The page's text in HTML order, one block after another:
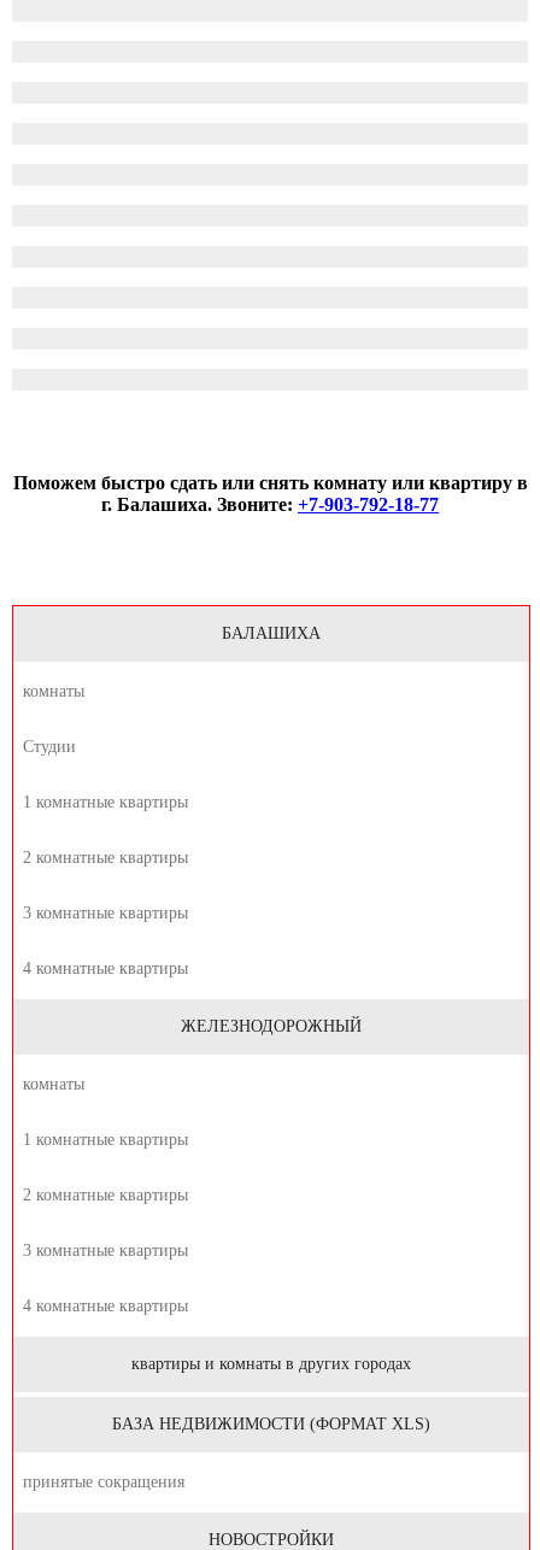
Поможем быстро сдать или снять комнату или квартиру в
г. Балашиха. Звоните: +7-903-792-18-77
БАЛАШИХА
комнаты
Студии
1 комнатные квартиры
2 комнатные квартиры
3 комнатные квартиры
4 комнатные квартиры
ЖЕЛЕЗНОДОРОЖНЫЙ
комнаты
1 комнатные квартиры
2 комнатные квартиры
3 комнатные квартиры
4 комнатные квартиры
квартиры и комнаты в других городах
БАЗА НЕДВИЖИМОСТИ (ФОРМАТ XLS)
принятые сокращения
НОВОСТРОЙКИ